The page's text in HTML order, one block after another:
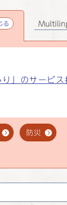
る
」のサービ
防災